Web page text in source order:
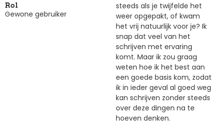
Rol
Gewone gebruiker
steeds als je twijfelde het
weer opgepakt, of kwam
het vrij natuurlijk voor je? Ik
snap dat veel van het
schrijven met ervaring
komt. Maar ik zou graag
weten hoe ik het best aan
een goede basis kom, zodat
ik in ieder geval al goed weg
kan schrijven zonder steeds
over deze dingen na te
hoeven denken.